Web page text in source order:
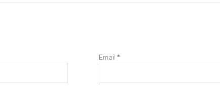
Email *